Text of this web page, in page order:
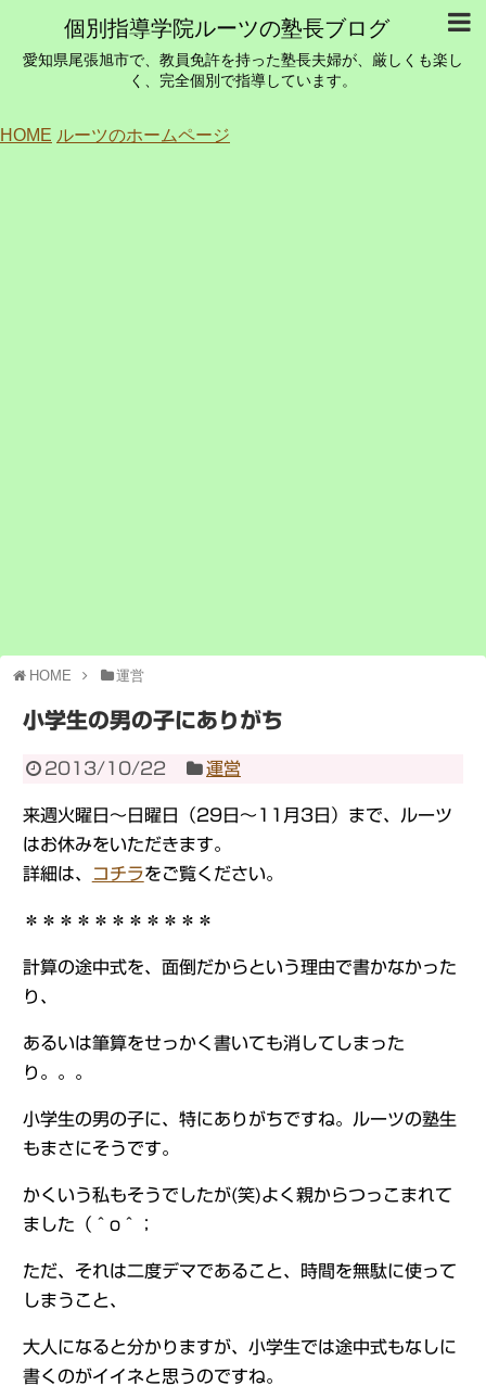
個別指導学院ルーツの塾長ブログ
愛知県尾張旭市で、教員免許を持った塾長夫婦が、厳しくも楽し
く、完全個別で指導しています。
HOME ルーツのホームページ
HOME 運営
小学生の男の子にありがち
2013/10/22 運営
来週火曜日～日曜日（29日～11月3日）まで、ルーツ
はお休みをいただきます。
詳細は、
コチラをご覧ください。
＊＊＊＊＊＊＊＊＊＊＊
計算の途中式を、面倒だからという理由で書かなかった
り、
あるいは筆算をせっかく書いても消してしまった
り。。。
小学生の男の子に、特にありがちですね。ルーツの塾生
もまさにそうです。
かくいう私もそうでしたが(笑)よく親からつっこまれて
ました（＾o＾；
ただ、それは二度デマであること、時間を無駄に使って
しまうこと、
大人になると分かりますが、小学生では途中式もなしに
書くのがイイネと思うのですね。